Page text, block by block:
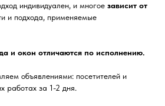
индивидуален, и многое зависит от
и подхода, применяемые
и окон отличаются по исполнению.
объявлениями: посетителей и
работах за 1-2 дня.